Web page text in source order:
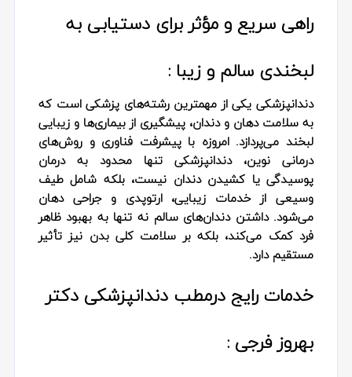
راهی سریع و مؤثر برای دستیابی به
لبخندی سالم و زیبا :
دندانپزشکی یکی از مهمترین رشته‌های پزشکی است که
به سلامت دهان و دندان، پیشگیری از بیماری‌ها و زیبایی
لبخند می‌پردازد. امروزه با پیشرفت فناوری و روش‌های
درمانی نوین، دندانپزشکی تنها محدود به درمان
پوسیدگی یا کشیدن دندان نیست، بلکه شامل طیف
وسیعی از خدمات زیبایی، ارتوپدی و جراحی دهان
می‌شود. داشتن دندان‌های سالم نه تنها به بهبود ظاهر
فرد کمک می‌کند، بلکه بر سلامت کلی بدن نیز تأثیر
مستقیم دارد.
خدمات رایج درمطب دندانپزشکی دکتر
بهروز فرجی :